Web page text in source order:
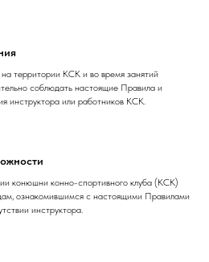
территории КСК и во время занятий
соблюдать настоящие Правила и
инструктора или работников КСК.
конюшни конно-спортивного клуба (КСК)
ознакомившимся с настоящими Правилами
инструктора.